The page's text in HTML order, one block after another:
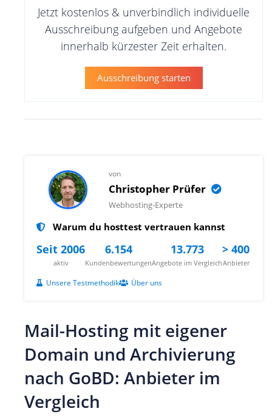
Jetzt kostenlos & unverbindlich individuelle
Ausschreibung aufgeben und Angebote
innerhalb kürzester Zeit erhalten.
Ausschreibung starten
von
Christopher Prüfer
Webhosting-Experte
Warum du hosttest vertrauen kannst
Seit 2006
aktiv
6.154
Kundenbewertungen
13.773
Angebote im Vergleich
> 400
Anbieter
Unsere Testmethodik Über uns
Mail-Hosting mit eigener
Domain und Archivierung
nach GoBD: Anbieter im
Vergleich